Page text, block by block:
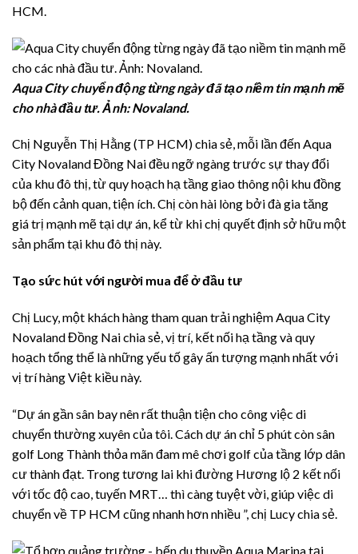
HCM.
Aqua City chuyển động từng ngày đã tạo niềm tin mạnh mẽ
cho nhà đầu tư. Ảnh: Novaland.
Chị Nguyễn Thị Hằng (TP HCM) chia sẻ, mỗi lần đến Aqua
City Novaland Đồng Nai đều ngỡ ngàng trước sự thay đổi
của khu đô thị, từ quy hoạch hạ tầng giao thông nội khu đồng
bộ đến cảnh quan, tiện ích. Chị còn hài lòng bởi đà gia tăng
giá trị mạnh mẽ tại dự án, kể từ khi chị quyết định sở hữu một
sản phẩm tại khu đô thị này.
Tạo sức hút với người mua để ở đầu tư
Chị Lucy, một khách hàng tham quan trải nghiệmAqua City
Novaland Đồng Nai chia sẻ, vị trí, kết nối hạ tầng và quy
hoạch tổng thể là những yếu tố gây ấn tượng mạnh nhất với
vị trí hàng Việt kiều này.
“Dự án gần sân bay nên rất thuận tiện cho công việc di
chuyển thường xuyên của tôi. Cách dự án chỉ 5 phút còn sân
golf Long Thành thỏa mãn đam mê chơi golf của tầng lớp dân
cư thành đạt. Trong tương lai khi đường Hương lộ 2 kết nối
với tốc độ cao, tuyến MRT… thì càng tuyệt vời, giúp việc di
chuyển về TP HCM cũng nhanh hơn nhiều ”, chị Lucy chia sẻ.